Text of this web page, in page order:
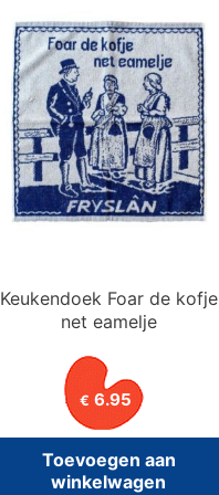
Keukendoek Foar de kofje
net eamelje
€ 6.95
Toevoegen aan
winkelwagen